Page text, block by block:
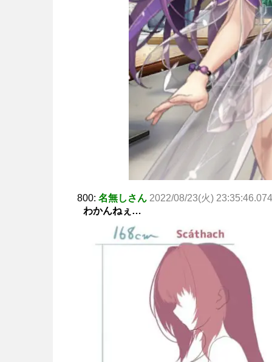
800: 名無しさん 2022/08/23(火) 23:35:46.074
わかんねぇ…